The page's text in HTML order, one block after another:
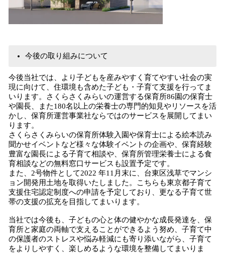
今後の取り組みについて
今後当社では、より子どもを産みやすく育てやすい社会の実
現に向けて、住環境も含めた子ども・子育て支援を行ってま
いります。さくらさくみらいの運営する保育所86園の保育士
や園長、また180名以上の栄養士の専門的知見やリソースを活
かし、保育所運営事業社ならではのサービスを展開してまい
ります。
さくらさくみらいの保育所体験入園や保育士による絵本読み
聞かせイベントなど様々な体験イベントの企画や、保育経験
豊富な園長による子育て相談や、保育所管理栄養士による食
育相談などの無料窓口サービスも設置予定です。
また、2号物件として2022 年11月末に、台東区浅草でマンシ
ョン開発用土地を取得いたしました。こちらも東京都子育て
支援住宅認定制度への申請を予定しており、更なる子育て世
帯の支援の拡充を目指してまいります。
当社では今後も、子どもの心と体の健やかな成長発達を、保
育所と家庭の両軸で支えることができるよう努め、子育て中
の保護者のストレスや悩み軽減にも寄り添いながら、子育て
をよりしやすく、楽しめるような環境を整備してまいりま